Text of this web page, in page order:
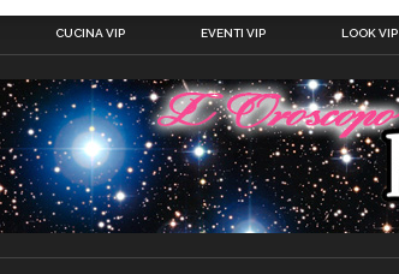
CUCINA VIP EVENTI VIP LOOK VIP